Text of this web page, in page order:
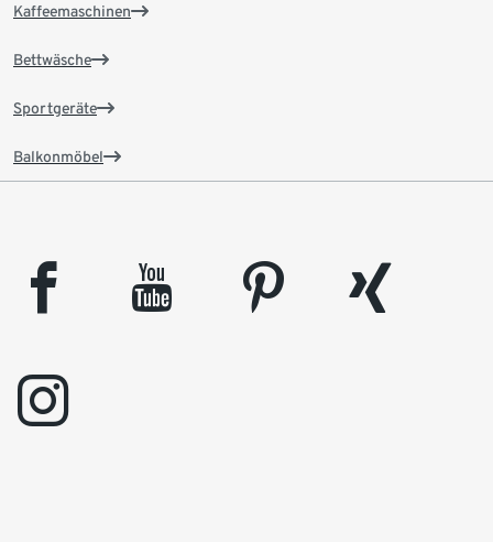
Kaffeemaschinen
Bettwäsche
Sportgeräte
Balkonmöbel
facebook youtube pinterest
xing
instagram